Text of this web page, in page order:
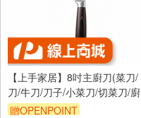
【上手家居】8吋主廚刀(菜刀/
刀/牛刀/刀子/小菜刀/切菜刀/廚
刀/料理刀/萬用刀)
贈OPENPOINT